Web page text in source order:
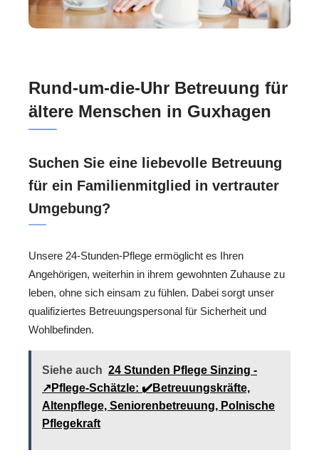
Rund-um-die-Uhr Betreuung für
ältere Menschen in Guxhagen
Suchen Sie eine liebevolle Betreuung
für ein Familienmitglied in vertrauter
Umgebung?
Unsere 24-Stunden-Pflege ermöglicht es Ihren
Angehörigen, weiterhin in ihrem gewohnten Zuhause zu
leben, ohne sich einsam zu fühlen. Dabei sorgt unser
qualifiziertes Betreuungspersonal für Sicherheit und
Wohlbefinden.
Siehe auch 24 Stunden Pflege Sinzing -
↗️Pflege-Schätzle: ✔️Betreuungskräfte,
Altenpflege, Seniorenbetreuung, Polnische
Pflegekraft